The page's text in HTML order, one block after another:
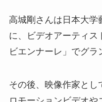
高城剛さんは日本大学
に、ビデオアーティス
ビエンナーレ」でグラ
その後、映像作家とし